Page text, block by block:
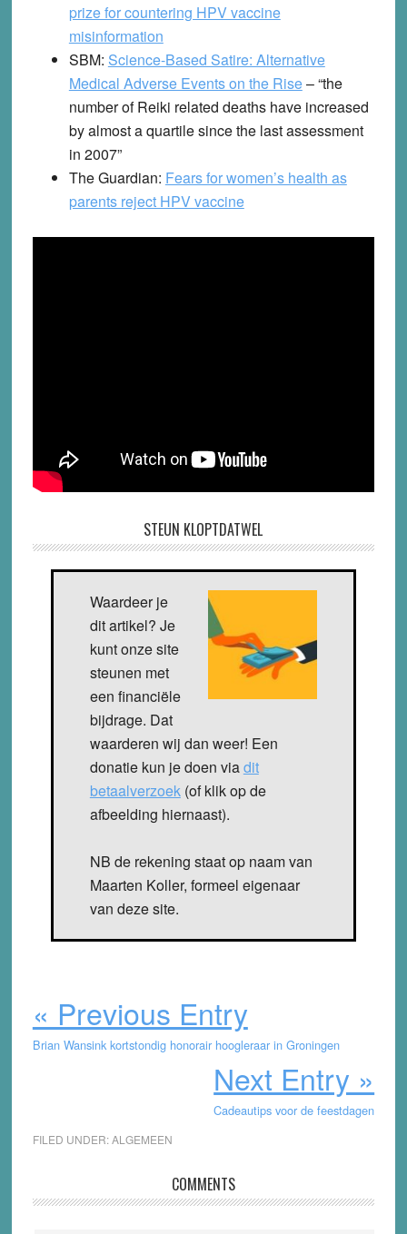
prize for countering HPV vaccine
misinformation
SBM: Science-Based Satire: Alternative
Medical Adverse Events on the Rise– “the
number of Reiki related deaths have increased
by almost a quartile since the last assessment
in 2007”
The Guardian: Fears for women’s health as
parents reject HPV vaccine
STEUN KLOPTDATWEL
Waardeer je
dit artikel? Je
kunt onze site
steunen met
een financiële
bijdrage. Dat
waarderen wij dan weer! Een
donatie kun je doen viadit
betaalverzoek(of klik op de
afbeelding hiernaast).
NB de rekening staat op naam van
Maarten Koller, formeel eigenaar
van deze site.
« Previous Entry
Brian Wansink kortstondig honorair hoogleraar in Groningen
Next Entry »
Cadeautips voor de feestdagen
FILED UNDER:ALGEMEEN
Interactions
COMMENTS